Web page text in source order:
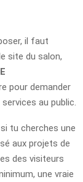
il faut
site du salon,
pour demander
au public.
tu cherches une
aux projets de
des visiteurs
une vraie